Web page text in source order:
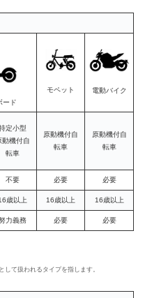
ード
モペット 電動バイク
定小型
動機付自
転車
原動機付自
転車
原動機付自
転車
不要 必要 必要
歳以上 16歳以上 16歳以上
力義務 必要 必要
て扱われるタイプを指します。